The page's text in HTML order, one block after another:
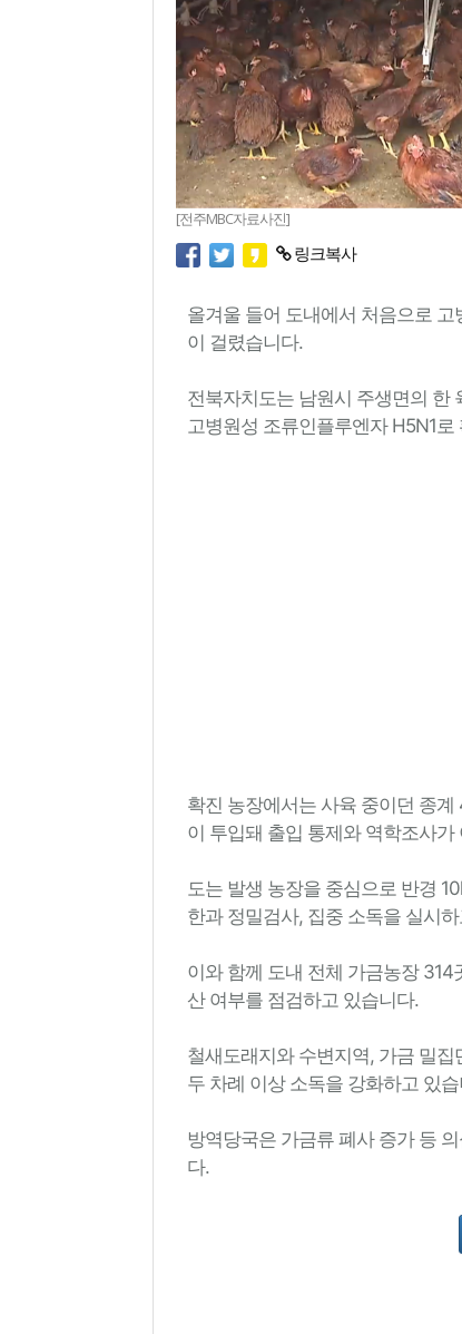
[전주MBC자료사진]
링크복사
올겨울 들어 도내에서 처음으로
이 걸렸습니다.
전북자치도는 남원시 주생면의 한
고병원성 조류인플루엔자 H5N1
확진 농장에서는 사육 중이던 종
이 투입돼 출입 통제와 역학조사가
도는 발생 농장을 중심으로 반경
한과 정밀검사, 집중 소독을 실시
이와 함께 도내 전체 가금농장
산 여부를 점검하고 있습니다.
철새도래지와 수변지역, 가금 밀
두 차례 이상 소독을 강화하고 있
방역당국은 가금류 폐사 증가 등
다.